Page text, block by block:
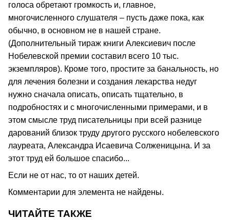
голоса обретают громкость и, главное,
многочисленного слушателя – пусть даже пока, как
обычно, в основном не в нашей стране.
(Дополнительный тираж книги Алексиевич после
Нобелевской премии составил всего 10 тыс.
экземпляров). Кроме того, простите за банальность, но
для лечения болезни и создания лекарства недуг
нужно сначала описать, описать тщательно, в
подробностях и с многочисленными примерами, и в
этом смысле труд писательницы при всей разнице
дарований близок труду другого русского нобелевского
лауреата, Александра Исаевича Солженицына. И за
этот труд ей большое спасибо...
Если не от нас, то от наших детей.
Комментарии для элемента не найдены.
ЧИТАЙТЕ ТАКЖЕ